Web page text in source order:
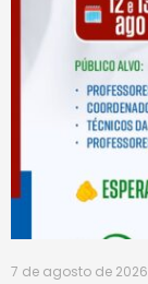
7 de agosto de 2026